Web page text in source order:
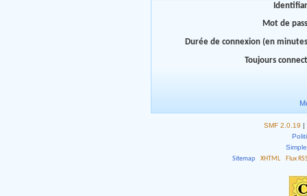
Mot de
Durée de connexion (en
Toujours
SMF 2.0.19 |
Sitemap
XHTML Flux